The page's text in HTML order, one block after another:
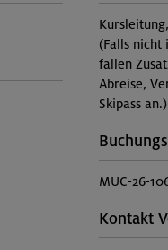
(Falls nicht
fallen
Abreise,
Skipass an.)
MUC-26-
Kontakt